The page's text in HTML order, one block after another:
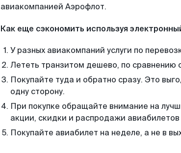
авиакомпанией Аэрофлот.
Как еще сэкономить используя
У разных авиакомпаний услуги по
Лететь транзитом дешево, по сравнению
Покупайте туда и обратно сразу. Это
одну сторону.
При покупке обращайте внимание на
акции, скидки и распродажи авиабилетов
Покупайте авиабилет на неделе, а не в